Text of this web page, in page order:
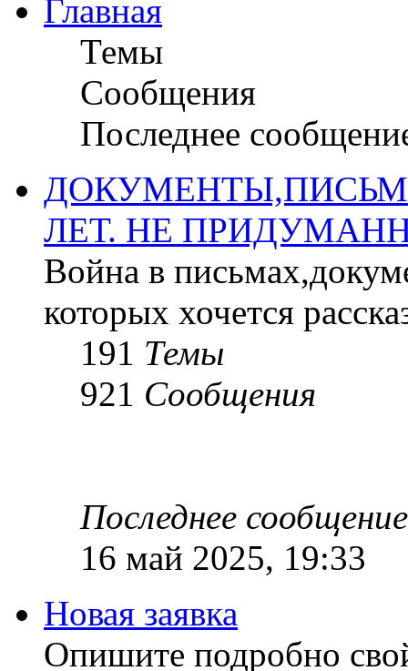
Главная
Темы
Сообщения
Последнее
ЛЕТ. НЕ
Война в
которых хочется
191 Темы
921 Сообщения
Последнее сообщение
16 май 2025, 19:33
Новая заявка
Опишите подробно